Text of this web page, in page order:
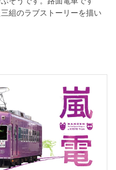
組のラブストーリーを描い